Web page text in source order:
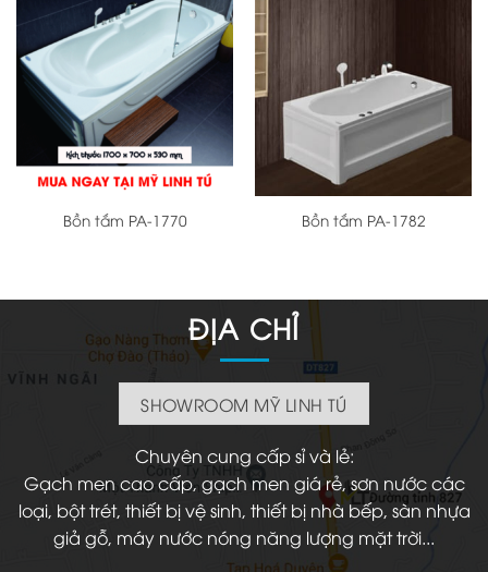
Bồn tắm PA-1770 Bồn tắm PA-1782
ĐỊA CHỈ
SHOWROOM MỸ LINH TÚ
Chuyên cung cấp sỉ và lẻ:
Gạch men cao cấp, gạch men giá rẻ, sơn nước các
loại, bột trét, thiết bị vệ sinh, thiết bị nhà bếp, sàn nhựa
giả gỗ, máy nước nóng năng lượng mặt trời...